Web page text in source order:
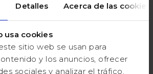
Detalles Acerca de las cookies
usa cookies
sitio web se usan para
y los anuncios, ofrecer
sociales y analizar el tráfico.
y amigos